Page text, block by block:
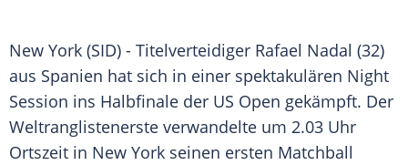
New York (SID) - Titelverteidiger Rafael Nadal (32)
aus Spanien hat sich in einer spektakulären Night
Session ins Halbfinale der US Open gekämpft. Der
Weltranglistenerste verwandelte um 2.03 Uhr
Ortszeit in New York seinen ersten Matchball